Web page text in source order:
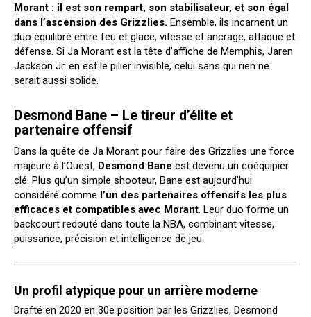
Morant : il est son rempart, son stabilisateur, et son égal
dans l’ascension des Grizzlies. Ensemble, ils incarnent un
duo équilibré entre feu et glace, vitesse et ancrage, attaque et
défense. Si Ja Morant est la tête d’affiche de Memphis, Jaren
Jackson Jr. en est le pilier invisible, celui sans qui rien ne
serait aussi solide.
Desmond Bane – Le tireur d’élite et
partenaire offensif
Dans la quête de Ja Morant pour faire des Grizzlies une force
majeure à l’Ouest, Desmond Bane est devenu un coéquipier
clé. Plus qu’un simple shooteur, Bane est aujourd’hui
considéré comme l’un des partenaires offensifs les plus
efficaces et compatibles avec Morant. Leur duo forme un
backcourt redouté dans toute la NBA, combinant vitesse,
puissance, précision et intelligence de jeu.
Un profil atypique pour un arrière moderne
Drafté en 2020 en 30e position par les Grizzlies, Desmond